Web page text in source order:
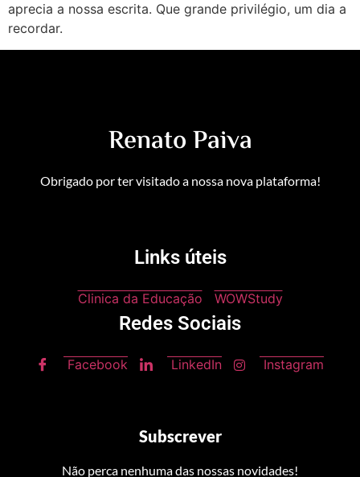
aprecia a nossa escrita. Que grande privilégio, um dia a
recordar.
Renato Paiva
Obrigado por ter visitado a nossa nova plataforma!
Links úteis
Clinica da Educação WOWStudy
Redes Sociais
Facebook LinkedIn Instagram
Subscrever
Não perca nenhuma das nossas novidades!